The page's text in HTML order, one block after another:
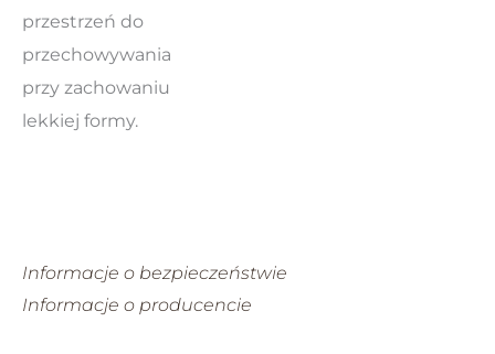
przestrzeń do
przechowywania
przy zachowaniu
lekkiej formy.
Informacje o bezpieczeństwie
Informacje o producencie